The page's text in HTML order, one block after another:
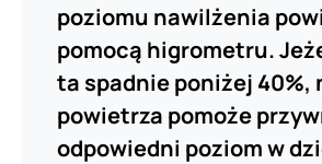
poziomu nawilżenia
pomocą higrometru.
ta spadnie poniżej 40%,
powietrza pomoże
odpowiedni poziom w